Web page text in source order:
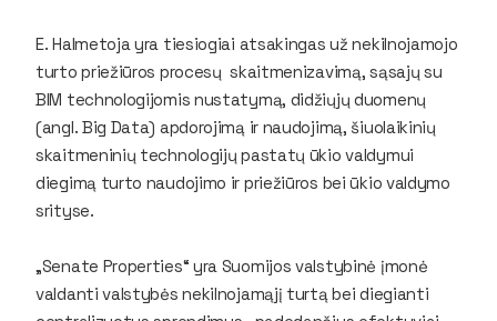
E. Halmetoja yra tiesiogiai atsakingas už nekilnojamojo
turto priežiūros procesų skaitmenizavimą, sąsajų su
BIM technologijomis nustatymą, didžiųjų duomenų
(angl. Big Data) apdorojimą ir naudojimą, šiuolaikinių
skaitmeninių technologijų pastatų ūkio valdymui
diegimą turto naudojimo ir priežiūros bei ūkio valdymo
srityse.
„Senate Properties“ yra Suomijos valstybinė įmonė
valdanti valstybės nekilnojamąjį turtą bei diegianti